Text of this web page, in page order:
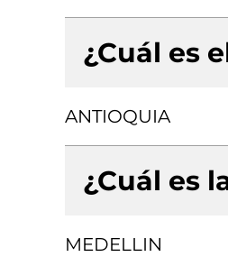
¿Cuál es
ANTIOQUIA
¿Cuál es
MEDELLIN